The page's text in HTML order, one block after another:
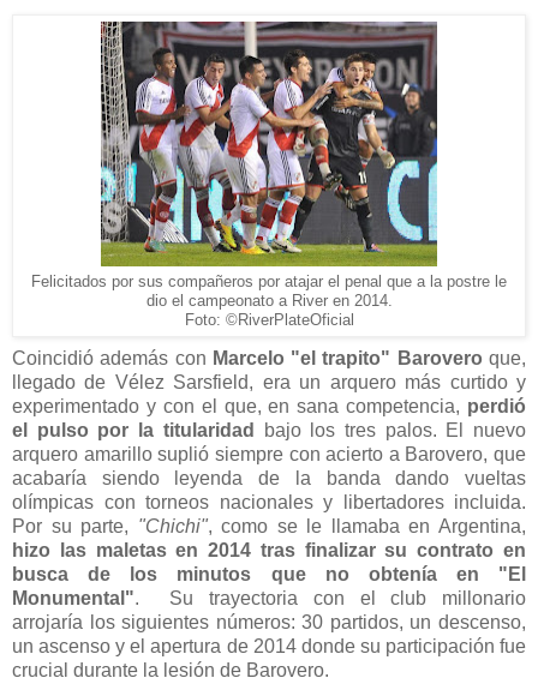
Felicitados por sus compañeros por atajar el penal que a la postre le
dio el campeonato a River en 2014.
Foto: ©RiverPlateOficial
Coincidió además con Marcelo "el trapito" Barovero que,
llegado de Vélez Sarsfield, era un arquero más curtido y
experimentado y con el que, en sana competencia, perdió
el pulso por la titularidad
bajo los tres palos. El nuevo
arquero amarillo suplió siempre con acierto a Barovero, que
acabaría siendo leyenda de la banda dando vueltas
olímpicas con torneos nacionales y libertadores incluida.
Por su parte, "Chichi", como se le llamaba en Argentina,
hizo las maletas en 2014 tras finalizar su contrato en
busca de los minutos que no obtenía en "El
Monumental". Su trayectoria con el club millonario
arrojaría los siguientes números: 30 partidos, un descenso,
un ascenso y el apertura de 2014 donde su participación fue
crucial durante la lesión de Barovero.